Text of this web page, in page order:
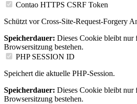
Contao HTTPS CSRF Token
Schützt vor Cross-Site-Request-Forgery
Speicherdauer: Dieses Cookie bleibt nur
Browsersitzung bestehen.
PHP SESSION ID
Speichert die aktuelle PHP-Session.
Speicherdauer: Dieses Cookie bleibt nur
Browsersitzung bestehen.